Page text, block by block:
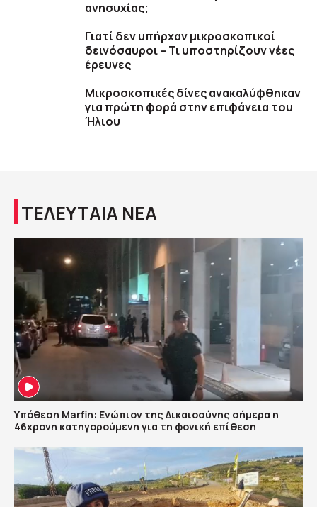
ανησυχίας;
Γιατί δεν υπήρχαν μικροσκοπικοί
δεινόσαυροι – Τι υποστηρίζουν νέες
έρευνες
Μικροσκοπικές δίνες ανακαλύφθηκαν
για πρώτη φορά στην επιφάνεια του
Ήλιου
ΤΕΛΕΥΤΑΙΑ ΝΕΑ
Υπόθεση Marfin: Ενώπιον της Δικαιοσύνης σήμερα η
46χρονη κατηγορούμενη για τη φονική επίθεση